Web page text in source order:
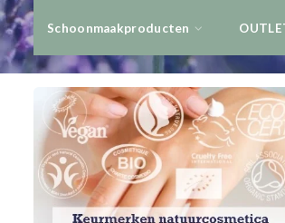
Schoonmaakproducten